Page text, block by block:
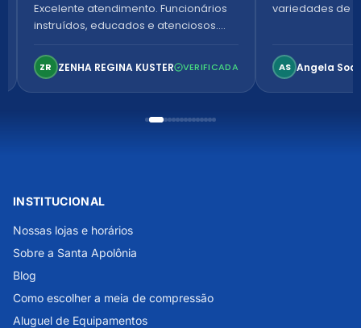
Excelente atendimento. Funcionários
instruídos, educados e atenciosos.
confortável. Perfeito!
ZR ZENHA REGINA KUSTER VERIFICADA
variedades de
AS Angela
INSTITUCIONAL
Nossas lojas e horários
Sobre a Santa Apolônia
Blog
Como escolher a meia de compressão
Aluguel de Equipamentos